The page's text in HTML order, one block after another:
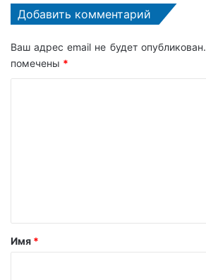
Добавить комментарий
Ваш адрес email не будет опубликован.
помечены *
а
Имя *